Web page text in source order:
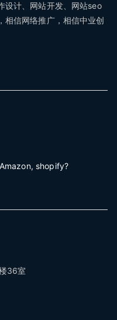
设计、网站开发、网站seo
信网络推广，相信中业创
shopify?
36室